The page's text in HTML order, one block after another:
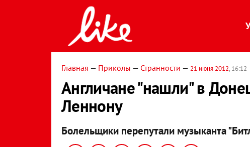
Главная — Приколы — Странности — 21 июня 2012, 16:12
Англичане "нашли" в
Леннону
Болельщики перепутали музыканта